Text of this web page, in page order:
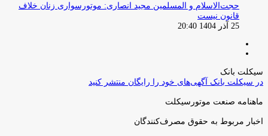
حجت‌الاسلام و المسلمین مجید انصاری: موتورسواری زنان خلاف
قانون نیست
25 آذر 1404 20:40
سیکلت بانک
در سیکلت بانک آگهی‌های خود را رایگان منتشر کنید
ماهنامه صنعت موتورسیکلت
اخبار مربوط به حقوق مصرف‌کنندگان